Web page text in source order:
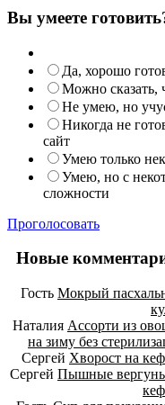
Вы умеете
Да, хорошо
Можно сказать,
Не умею, но
Никогда не
сайт
Умею только
Умею, но с
сложности
Проголосовать
Новые
Гость Мокрый
Наталия Ассорти из
на зиму без
Сергей Хворост на
Сергей Пышные